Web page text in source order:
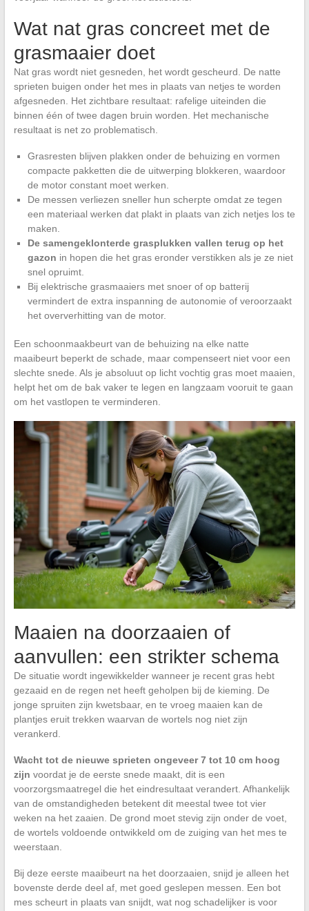
Wat nat gras concreet met de
grasmaaier doet
Nat gras wordt niet gesneden, het wordt gescheurd. De natte
sprieten buigen onder het mes in plaats van netjes te worden
afgesneden. Het zichtbare resultaat: rafelige uiteinden die
binnen één of twee dagen bruin worden. Het mechanische
resultaat is net zo problematisch.
Grasresten blijven plakken onder de behuizing en vormen
compacte pakketten die de uitwerping blokkeren, waardoor
de motor constant moet werken.
De messen verliezen sneller hun scherpte omdat ze tegen
een materiaal werken dat plakt in plaats van zich netjes los te
maken.
De samengeklonterde grasplukken vallen terug op het
gazon in hopen die het gras eronder verstikken als je ze niet
snel opruimt.
Bij elektrische grasmaaiers met snoer of op batterij
vermindert de extra inspanning de autonomie of veroorzaakt
het oververhitting van de motor.
Een schoonmaakbeurt van de behuizing na elke natte
maaibeurt beperkt de schade, maar compenseert niet voor een
slechte snede. Als je absoluut op licht vochtig gras moet maaien,
helpt het om de bak vaker te legen en langzaam vooruit te gaan
om het vastlopen te verminderen.
Maaien na doorzaaien of
aanvullen: een strikter schema
De situatie wordt ingewikkelder wanneer je recent gras hebt
gezaaid en de regen net heeft geholpen bij de kieming. De
jonge spruiten zijn kwetsbaar, en te vroeg maaien kan de
plantjes eruit trekken waarvan de wortels nog niet zijn
verankerd.
Wacht tot de nieuwe sprieten ongeveer 7 tot 10 cm hoog
zijn voordat je de eerste snede maakt, dit is een
voorzorgsmaatregel die het eindresultaat verandert. Afhankelijk
van de omstandigheden betekent dit meestal twee tot vier
weken na het zaaien. De grond moet stevig zijn onder de voet,
de wortels voldoende ontwikkeld om de zuiging van het mes te
weerstaan.
Bij deze eerste maaibeurt na het doorzaaien, snijd je alleen het
bovenste derde deel af, met goed geslepen messen. Een bot
mes scheurt in plaats van snijdt, wat nog schadelijker is voor